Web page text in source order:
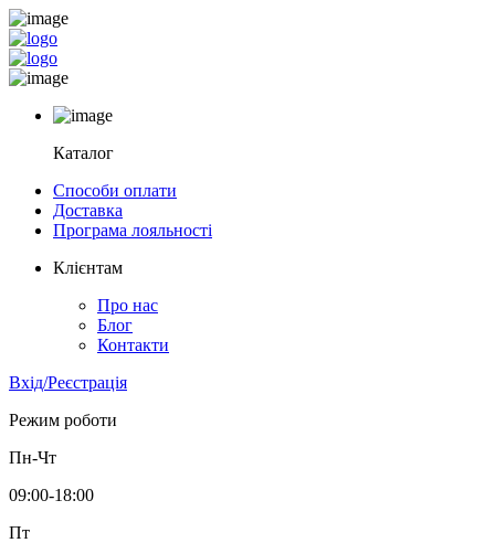
Каталог
Способи оплати
Доставка
Програма лояльності
Клієнтам
Про нас
Блог
Контакти
Вхід/Реєстрація
Режим роботи
Пн-Чт
09:00-18:00
Пт